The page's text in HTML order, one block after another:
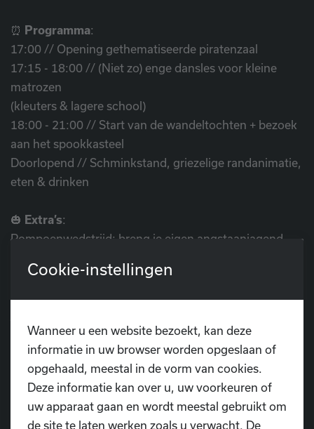
⏰ Programma:
17:00 // Opening gethematiseerde piratenzaal
17:15 - 18:00 // (Niet zo) enge dansles voor kleine
matrozen
(kleuters & lagere school)
18:00 - 21:00 // Start van de wandeltochten + bezoek
aan het spookkasteel
Doorlopend // Schminkstand, griezelige randanimatie,
eten & drinken
🎃 Extra’s:
Pompoenwedstrijd: breng je eigen angstaanjagend
en win prijzen!
Vergeet je zaklamp, regenjas en laarzen niet… niemand
weet wat de vloek van de zee in petto heeft!
Toegang:
Slechts €5 per persoon
Cookie-instellingen
Wanneer u een website bezoekt, kan deze
informatie in uw browser worden opgeslaan of
opgehaald, meestal in de vorm van cookies.
Deze informatie kan over u, uw voorkeuren of
uw apparaat gaan en wordt meestal gebruikt om
de site te laten werken zoals u verwacht. De